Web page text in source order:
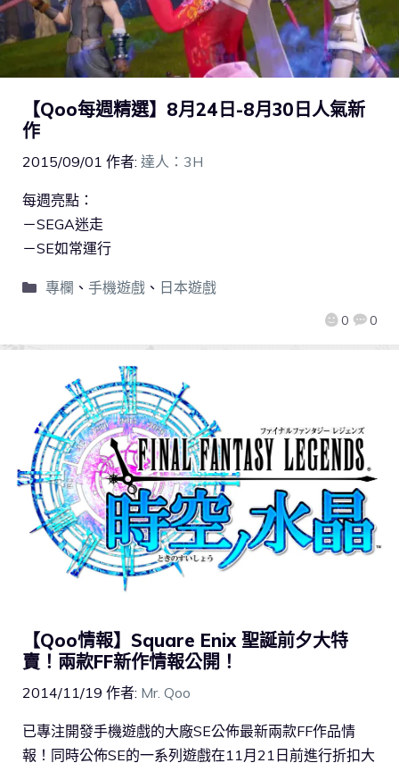
【Qoo每週精選】8月24日-8月30日人氣新
作
2015/09/01 作者: 達人：3H
0 0
每週亮點：
－SEGA迷走
－SE如常運行
專欄 、 手機遊戲、 日本遊戲
【Qoo情報】Square Enix 聖誕前夕大特
賣！兩款FF新作情報公開！
2014/11/19 作者: Mr. Qoo
已專注開發手機遊戲的大廠SE公佈最新兩款FF作品情
報！同時公佈SE的一系列遊戲在11月21日前進行折扣大